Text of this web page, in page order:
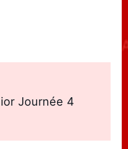
Journée 4